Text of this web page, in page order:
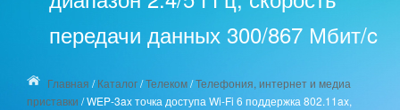
передачи данных 300/867 Мбит/c
Главная /Каталог/Телеком/Телефония, интернет и медиа
приставки /WEP-3ax точка доступа Wi-Fi 6 поддержка 802.11ax,